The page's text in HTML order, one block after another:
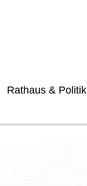
Rathaus & Politik